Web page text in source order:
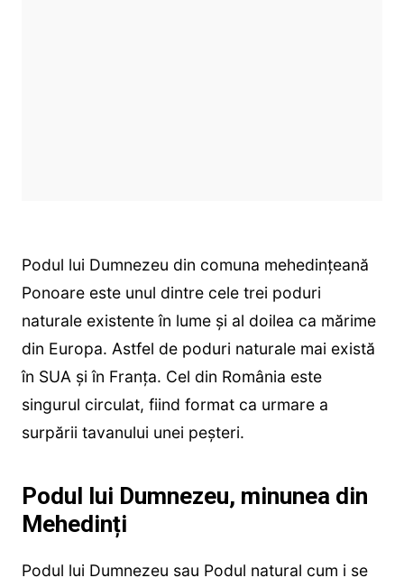
Podul lui Dumnezeu din comuna mehedinţeană
Ponoare este unul dintre cele trei poduri
naturale existente în lume şi al doilea ca mărime
din Europa. Astfel de poduri naturale mai există
în SUA şi în Franţa. Cel din România este
singurul circulat, fiind format ca urmare a
surpării tavanului unei peşteri.
Podul lui Dumnezeu, minunea din
Mehedinți
Podul lui Dumnezeu sau Podul natural cum i se